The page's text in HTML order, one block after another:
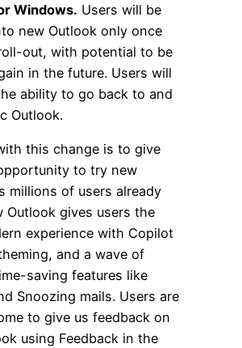
Windows. Users will be
new Outlook only once
out, with potential to be
in the future. Users will
ability to go back to and
Outlook.
this change is to give
to try new
millions of users already
Outlook gives users the
experience with Copilot
and a wave of
saving features like
Snoozing mails. Users are
to give us feedback on
using Feedback in the